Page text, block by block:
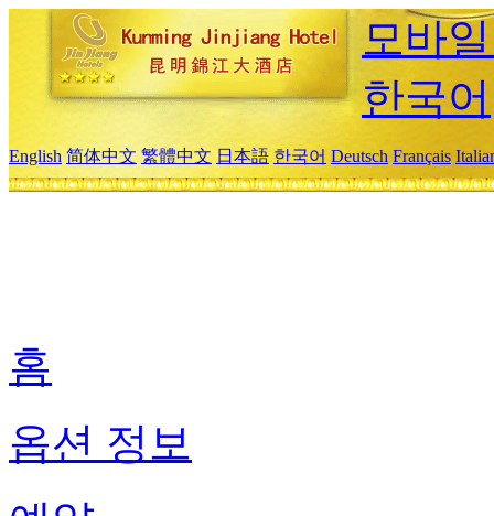
모바
한국어
English 简体中文 繁體中文 日本語 한국어 Deutsch Français
홈
옵션 정보